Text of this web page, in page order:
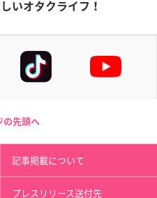
いオタクライフ！
の先頭へ
記事掲載について
プレスリリース送付先